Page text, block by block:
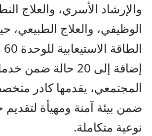
والإرشاد الأسري، والعلاج
الوظيفي، والعلاج الطبيعي،
إضافة إلى 20 حالة
المجتمعي، يقدمها كادر
ضمن بيئة آمنة ومهيأة
نوعية متكاملة.